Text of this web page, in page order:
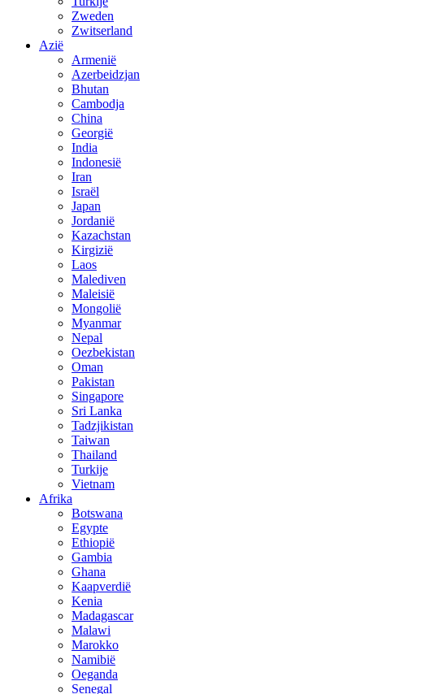
Zweden
Zwitserland
Azië
Armenië
Azerbeidzjan
Bhutan
Cambodja
China
Georgië
India
Indonesië
Iran
Israël
Japan
Jordanië
Kazachstan
Kirgizië
Laos
Malediven
Maleisië
Mongolië
Myanmar
Nepal
Oezbekistan
Oman
Pakistan
Singapore
Sri Lanka
Tadzjikistan
Taiwan
Thailand
Turkije
Vietnam
Afrika
Botswana
Egypte
Ethiopië
Gambia
Ghana
Kaapverdië
Kenia
Madagascar
Malawi
Marokko
Namibië
Oeganda
Senegal